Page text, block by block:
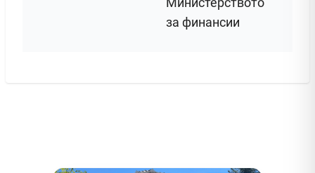
за финансии